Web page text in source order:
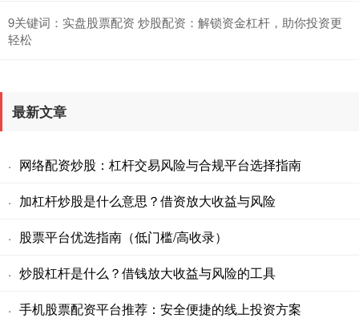
9关键词：实盘股票配资 炒股配资：解锁资金杠杆，助你投资更
轻松
最新文章
· 网络配资炒股：杠杆交易风险与合规平台选择指南
· 加杠杆炒股是什么意思？借资放大收益与风险
· 股票平台优选指南（低门槛/高收录）
· 炒股杠杆是什么？借钱放大收益与风险的工具
· 手机股票配资平台推荐：安全便捷的线上投资方案